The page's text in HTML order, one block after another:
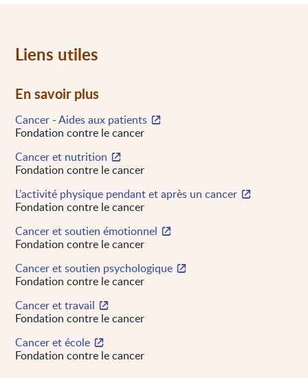
Liens utiles
En savoir plus
Cancer - Aides aux patients
Fondation contre le cancer
Cancer et nutrition
Fondation contre le cancer
L’activité physique pendant et après un cancer
Fondation contre le cancer
Cancer et soutien émotionnel
Fondation contre le cancer
Cancer et soutien psychologique
Fondation contre le cancer
Cancer et travail
Fondation contre le cancer
Cancer et école
Fondation contre le cancer